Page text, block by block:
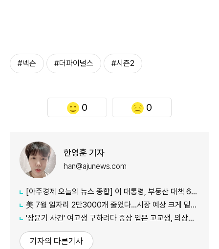
#넥슨 #더파이널스 #시즌2
0 0
한영훈 기자
han@ajunews.com
[아주경제 오늘의 뉴스 종합] 이 대통령, 부동산 대책 6시간 점검…"기존 방식 벗어나 과감히 실행" 外
美 7월 일자리 2만3000개 줄었다…시장 예상 크게 밑돈 '고용 쇼크'
'장윤기 사건' 여고생 구하려다 중상 입은 고교생, 의상자 인정
기자의 다른기사